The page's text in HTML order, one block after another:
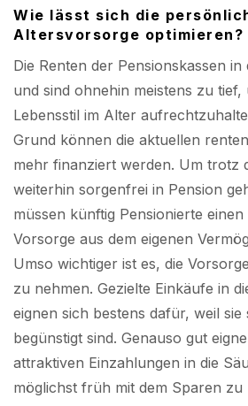
Wie lässt sich die
Altersvorsorge optimieren?
Die Renten der Pensionskassen
und sind ohnehin meistens zu
Lebensstil im Alter
Grund können die aktuellen
mehr finanziert werden. Um trotz
weiterhin sorgenfrei in Pension
müssen künftig Pensionierte
Vorsorge aus dem eigenen
Umso wichtiger ist es, die
zu nehmen. Gezielte Einkäufe in
eignen sich bestens dafür, weil sie
begünstigt sind. Genauso gut
attraktiven Einzahlungen in die
möglichst früh mit dem Sparen zu